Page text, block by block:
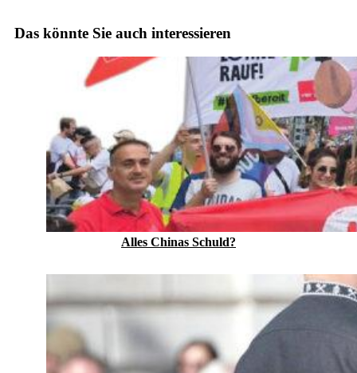
Das könnte Sie auch interessieren
Alles Chinas Schuld?